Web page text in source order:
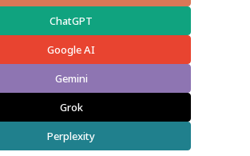
ChatGPT
Google AI
Gemini
Grok
Perplexity